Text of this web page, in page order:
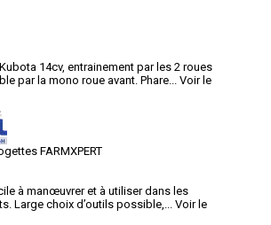
14cv, entrainement par les 2 roues
par la mono roue avant. Phare...
Voir le
FARMXPERT
à manœuvrer et à utiliser dans les
Large choix d’outils possible,...
Voir le